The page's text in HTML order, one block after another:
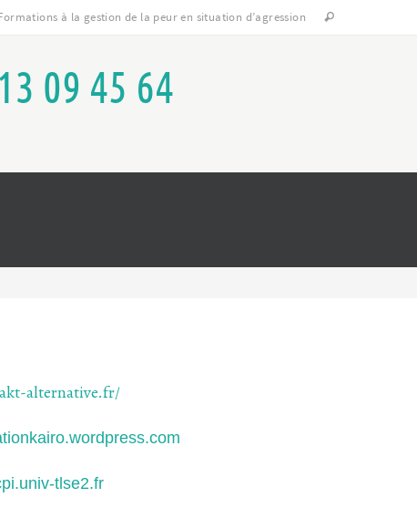
à la gestion de la peur en situation d’agression
09 45 64
alternative.fr/
tlse2.fr